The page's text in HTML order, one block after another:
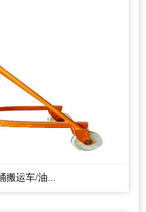
搬运车/油...